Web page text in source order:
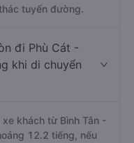
tuyến đường.
đi Phù Cát -
khi di chuyển
khách từ Bình Tân -
12.2 tiếng, nếu